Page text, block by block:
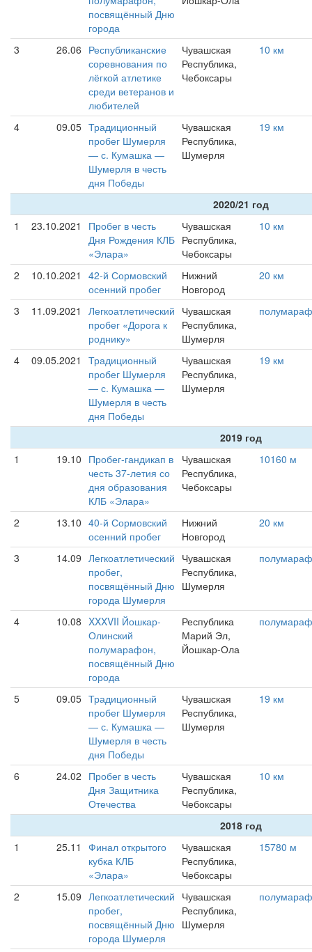
посвящённый Дню
города
3 26.06 Республиканские
соревнования по
лёгкой атлетике
среди ветеранов и
любителей
Чувашская
Республика,
Чебоксары
10 км
4 09.05 Традиционный
пробег Шумерля
— с. Кумашка —
Шумерля в честь
дня Победы
Чувашская
Республика,
Шумерля
19 км
2020/21 год
1
23.10.2021
Пробег в честь
Дня Рождения КЛБ
«Элара»
Чувашская
Республика,
Чебоксары
10 км
2 10.10.2021
42-й Сормовский
осенний пробег
Нижний
Новгород
20 км
3 11.09.2021
Легкоатлетический
пробег «Дорога к
роднику»
Чувашская
Республика,
Шумерля
4 09.05.2021
Традиционный
пробег Шумерля
— с. Кумашка —
Шумерля в честь
дня Победы
Чувашская
Республика,
Шумерля
19 км
2019 год
1
19.10 Пробег-гандикап в
честь 37-летия со
дня образования
КЛБ «Элара»
Чувашская
Республика,
Чебоксары
10160 м
2 13.10 40-й Сормовский
осенний пробег
Нижний
Новгород
20 км
3 14.09 Легкоатлетический
пробег,
посвящённый Дню
города Шумерля
Чувашская
Республика,
Шумерля
4 10.08 XXXVII Йошкар-
Олинский
полумарафон,
посвящённый Дню
города
Республика
Марий Эл,
Йошкар-Ола
5 09.05 Традиционный
пробег Шумерля
— с. Кумашка —
Шумерля в честь
дня Победы
Чувашская
Республика,
Шумерля
19 км
6 24.02 Пробег в честь
Дня Защитника
Отечества
Чувашская
Республика,
Чебоксары
10 км
2018 год
1
25.11
Финал открытого
кубка КЛБ
«Элара»
Чувашская
Республика,
Чебоксары
15780 м
2 15.09 Легкоатлетический
пробег,
посвящённый Дню
города Шумерля
Чувашская
Республика,
Шумерля